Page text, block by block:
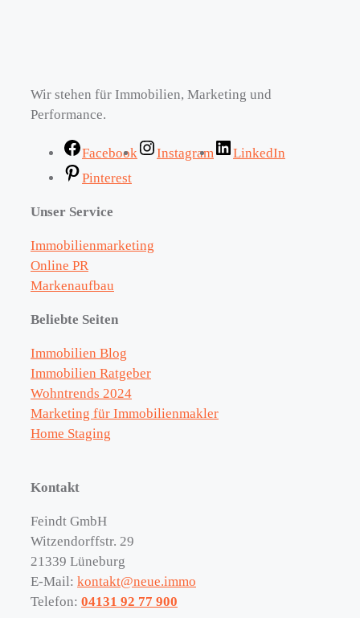
Wir stehen für Immobilien, Marketing und
Performance.
Facebook Instagram
LinkedIn
Pinterest
Unser Service
Immobilienmarketing
Online PR
Markenaufbau
Beliebte Seiten
Immobilien Blog
Immobilien Ratgeber
Wohntrends 2024
Marketing für Immobilienmakler
Home Staging
Kontakt
Feindt GmbH
Witzendorffstr. 29
21339 Lüneburg
E-Mail: kontakt@neue.immo
Telefon: 04131 92 77 900